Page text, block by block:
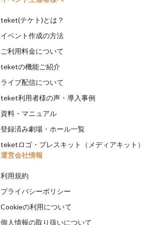
teket(テケト)とは？
イベント作成の方法
ご利用料金について
teketの機能ご紹介
ライブ配信について
teket利用者様の声・導入事例
資料・マニュアル
登録済み劇場・ホール一覧
teketロゴ・プレスキット（メディアキット）
運営会社情報
利用規約
プライバシーポリシー
Cookieの利用について
個人情報の取り扱いについて